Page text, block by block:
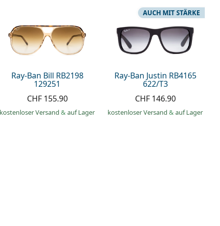
Ray-Ban Bill RB2198
129251
CHF 155.90
kostenloser Versand& auf Lager
Ray-Ban Justin RB4165
622/T3
AUCH MIT STÄRKE
CHF 146.90
kostenloser Versand& auf Lager